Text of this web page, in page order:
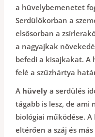
a hüvelybemenetet
Serdülőkorban a
elsősorban a
a nagyajkak
befedi a kisajkakat.
felé a szűzhártya
A hüvely a serdülés
tágabb is lesz, de ami
biológiai működése.
eltérően a száj és